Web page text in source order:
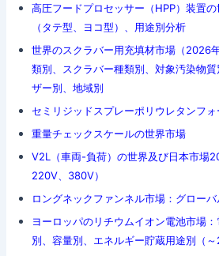
高圧フードプロセッサー（HPP）装置
（タテ型、ヨコ型）、用途別分析
世界のスクラバー用充填材市場（2026
類別、スクラバー種類別、対象汚染物
ザー別、地域別
セミリジッドスプレーポリウレタンフ
重量チェックスケールの世界市場
V2L（車両-負荷）の世界及び日本市場
220V、380V）
ロングネックファンネル市場：グロー
ヨーロッパのリチウムイオン電池市場
別、容量別、エネルギー貯蔵用途別（～